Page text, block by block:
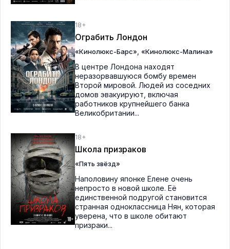
18+
Ограбить Лондон
«Кинолюкс-Барс» «Кинолюкс-Малина»
В центре Лондона находят
неразорвавшуюся бомбу времен
Второй мировой. Людей из соседних
домов эвакуируют, включая
работников крупнейшего банка
Великобритании...
18+
Школа призраков
«Пять звёзд»
Наполовину японке Елене очень
непросто в новой школе. Её
единственной подругой становится
странная одноклассница Нян, которая
уверена, что в школе обитают
призраки...